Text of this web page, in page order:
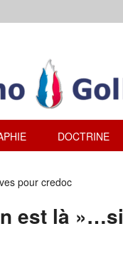
DOCTRINE
pour credoc
est là